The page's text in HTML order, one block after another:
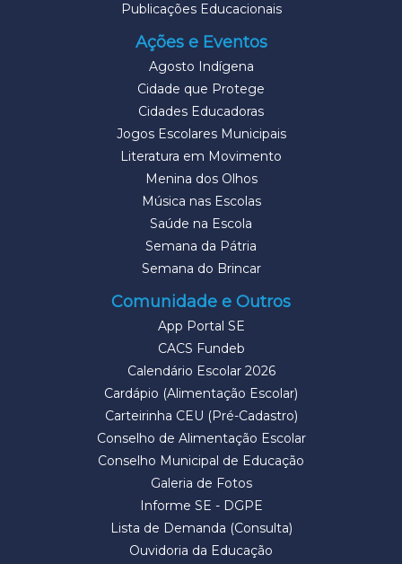
Publicações Educacionais
Ações e Eventos
Agosto Indígena
Cidade que Protege
Cidades Educadoras
Jogos Escolares Municipais
Literatura em Movimento
Menina dos Olhos
Música nas Escolas
Saúde na Escola
Semana da Pátria
Semana do Brincar
Comunidade e Outros
App Portal SE
CACS Fundeb
Calendário Escolar 2026
Cardápio (Alimentação Escolar)
Carteirinha CEU (Pré-Cadastro)
Conselho de Alimentação Escolar
Conselho Municipal de Educação
Galeria de Fotos
Informe SE - DGPE
Lista de Demanda (Consulta)
Ouvidoria da Educação